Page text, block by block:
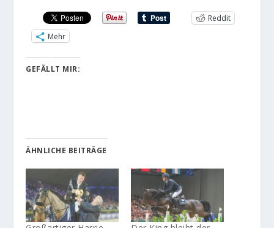
Reddit
Mehr
GEFÄLLT MIR:
ÄHNLICHE BEITRÄGE